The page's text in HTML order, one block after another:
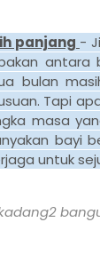
panjang -
antara
bulan
Tapi
masa
bayi
untuk